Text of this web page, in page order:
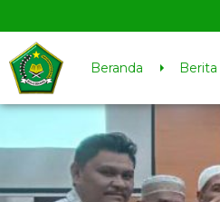
Beranda Berita